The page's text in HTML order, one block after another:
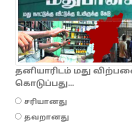
தனியாரிடம் மது
கொடுப்பது...
சரியானது
தவறானது